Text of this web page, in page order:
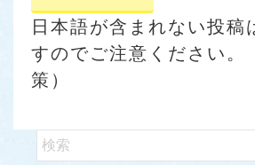
日本語が含まれない投稿
すのでご注意ください。
策）